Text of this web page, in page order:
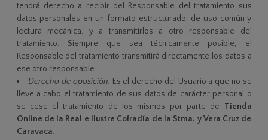
tendrá derecho a recibir del Responsable del tratamiento sus
datos personales en un formato estructurado, de uso común y
lectura mecánica, y a transmitirlos a otro responsable del
tratamiento. Siempre que sea técnicamente posible, el
Responsable del tratamiento transmitirá directamente los datos a
ese otro responsable.
Derecho de oposición:Es el derecho del Usuario a que no se
lleve a cabo el tratamiento de sus datos de carácter personal o
se cese el tratamiento de los mismos por parte de Tienda
Online de la Real e Ilustre Cofradía de la Stma. y Vera Cruz de
Caravaca.